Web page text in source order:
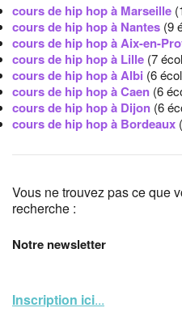
cours de hip hop à Marseille
cours de hip hop à Nantes (9
cours de hip hop à Aix-en-
cours de hip hop à Lille (7
cours de hip hop à Albi (6
cours de hip hop à Caen (6
cours de hip hop à Dijon (6
cours de hip hop à Bordeaux
Vous ne trouvez pas ce que
recherche :
Notre newsletter
Inscription ici...